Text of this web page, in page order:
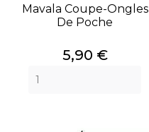
Mavala Coupe-Ongles
De Poche
Prix
5,90 €